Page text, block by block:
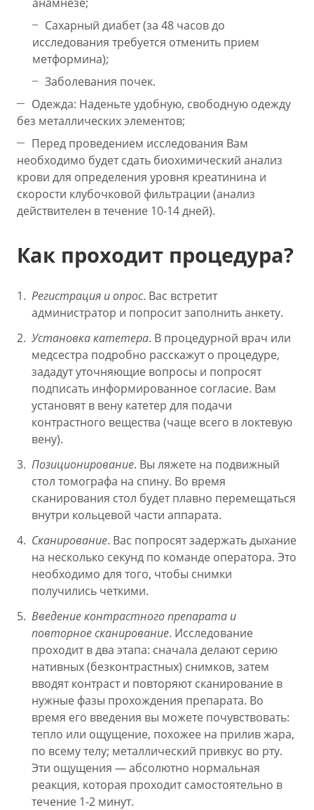
Сахарный диабет (за 48 часов до
исследования требуется отменить прием
метформина);
Заболевания почек.
Одежда: Наденьте удобную, свободную одежду
без металлических элементов;
Перед проведением исследования Вам
необходимо будет сдать биохимический анализ
крови для определения уровня креатинина и
скорости клубочковой фильтрации (анализ
действителен в течение 10-14 дней).
Как проходит процедура?
Регистрация и опрос. Вас встретит
администратор и попросит заполнить анкету.
Установка катетера. В процедурной врач или
медсестра подробно расскажут о процедуре,
зададут уточняющие вопросы и попросят
подписать информированное согласие. Вам
установят в вену катетер для подачи
контрастного вещества (чаще всего в локтевую
вену).
Позиционирование. Вы ляжете на подвижный
стол томографа на спину. Во время
сканирования стол будет плавно перемещаться
внутри кольцевой части аппарата.
Сканирование. Вас попросят задержать дыхание
на несколько секунд по команде оператора. Это
необходимо для того, чтобы снимки
получились четкими.
Введение контрастного препарата и
повторное сканирование. Исследование
проходит в два этапа: сначала делают серию
нативных (безконтрастных) снимков, затем
вводят контраст и повторяют сканирование в
нужные фазы прохождения препарата. Во
время его введения вы можете почувствовать:
тепло или ощущение, похожее на прилив жара,
по всему телу; металлический привкус во рту.
Эти ощущения — абсолютно нормальная
реакция, которая проходит самостоятельно в
течение 1-2 минут.